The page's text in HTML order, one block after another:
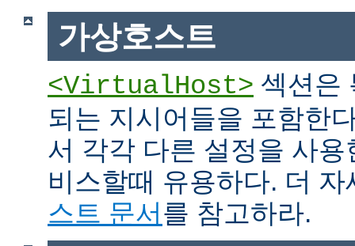
가상호스트
<VirtualHost> 섹션은
되는 지시어들을 포함한
서 각각 다른 설정을 사
비스할때 유용하다. 더
스트 문서를 참고하라.